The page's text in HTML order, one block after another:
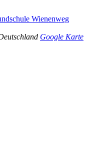
Wienenweg
Google Karte